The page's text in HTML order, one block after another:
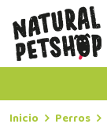
Inicio Perros